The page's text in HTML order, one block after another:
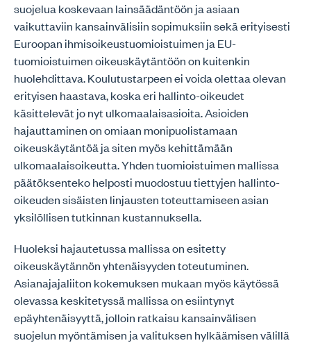
suojelua koskevaan lainsäädäntöön ja asiaan
vaikuttaviin kansainvälisiin sopimuksiin sekä erityisesti
Euroopan ihmisoikeustuomioistuimen ja EU-
tuomioistuimen oikeuskäytäntöön on kuitenkin
huolehdittava. Koulutustarpeen ei voida olettaa olevan
erityisen haastava, koska eri hallinto-oikeudet
käsittelevät jo nyt ulkomaalaisasioita. Asioiden
hajauttaminen on omiaan monipuolistamaan
oikeuskäytäntöä ja siten myös kehittämään
ulkomaalaisoikeutta. Yhden tuomioistuimen mallissa
päätöksenteko helposti muodostuu tiettyjen hallinto-
oikeuden sisäisten linjausten toteuttamiseen asian
yksilöllisen tutkinnan kustannuksella.
Huoleksi hajautetussa mallissa on esitetty
oikeuskäytännön yhtenäisyyden toteutuminen.
Asianajajaliiton kokemuksen mukaan myös käytössä
olevassa keskitetyssä mallissa on esiintynyt
epäyhtenäisyyttä, jolloin ratkaisu kansainvälisen
suojelun myöntämisen ja valituksen hylkäämisen välillä